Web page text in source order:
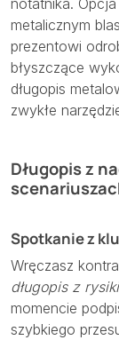
notatnika. Opcja
metalicznym
prezentowi
błyszczące
długopis
zwykłe
Długopis z
Spotkanie z
Wręczasz
długopis z
momencie
szybkiego